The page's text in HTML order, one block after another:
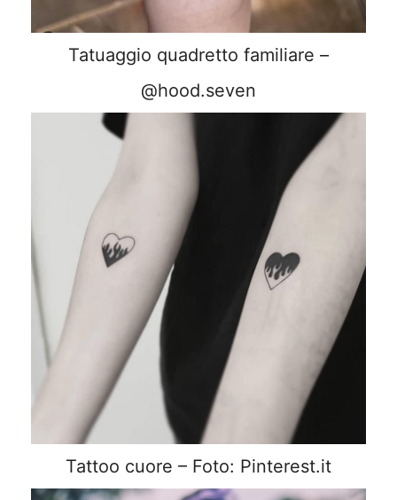
Tatuaggio quadretto familiare –
@hood.seven
Tattoo cuore – Foto: Pinterest.it